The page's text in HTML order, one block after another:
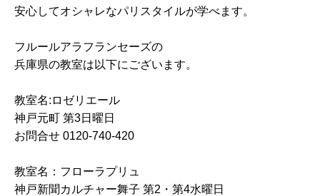
安心してオシャレなパリスタイルが学べます。
フルールアラフランセーズの
兵庫県の教室は以下にございます。
教室名:ロゼリエール
神戸元町 第3日曜日
お問合せ 0120-740-420
教室名：フローラプリュ
神戸新聞カルチャー舞子 第2・第4水曜日